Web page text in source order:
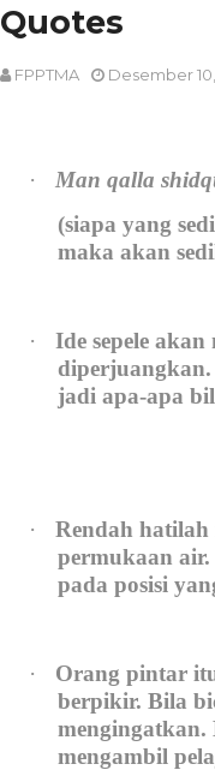
Quotes
FPPTMA Desember
·
Man qalla
(siapa yang
maka akan
·
Ide sepele
jadi apa-apa
·
Rendah
permukaan
pada posisi
·
Orang pintar
berpikir. Bila
mengingatkan.
mengambil